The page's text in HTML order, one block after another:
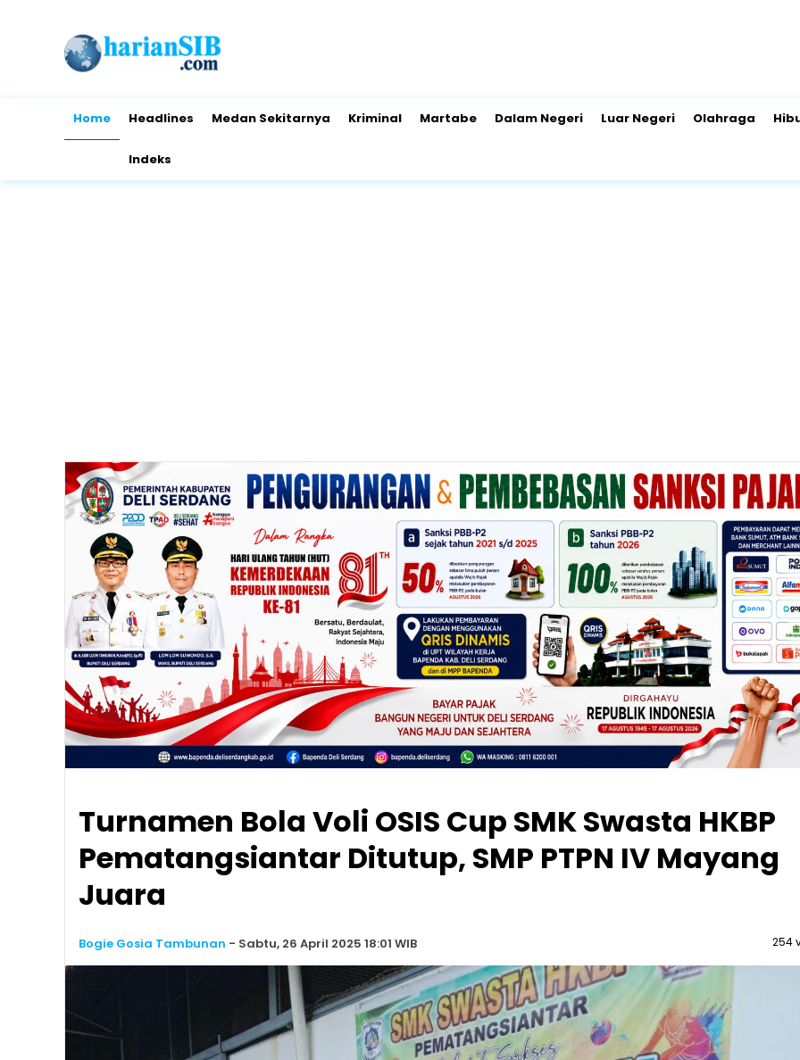
Home Headlines Medan Sekitarnya Kriminal Martabe Dalam Negeri Luar Negeri Olahraga
Indeks
Turnamen Bola Voli OSIS Cup SMK Swasta HKBP
Pematangsiantar Ditutup, SMP PTPN IV Mayang
Juara
Bogie Gosia Tambunan - Sabtu, 26 April 2025 18:01 WIB 254